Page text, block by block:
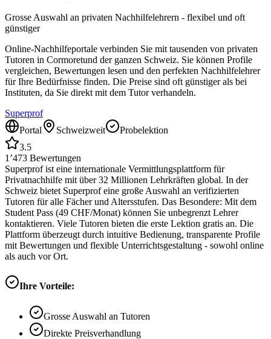
Grosse Auswahl an privaten Nachhilfelehrern - flexibel und oft
günstiger
Online-Nachhilfeportale verbinden Sie mit tausenden von privaten
Tutoren in Cormoretund der ganzen Schweiz. Sie können Profile
vergleichen, Bewertungen lesen und den perfekten Nachhilfelehrer
für Ihre Bedürfnisse finden. Die Preise sind oft günstiger als bei
Instituten, da Sie direkt mit dem Tutor verhandeln.
Superprof
Portal
Schweizweit
Probelektion
3.5
1’473 Bewertungen
Superprof ist eine internationale Vermittlungsplattform für
Privatnachhilfe mit über 32 Millionen Lehrkräften global. In der
Schweiz bietet Superprof eine große Auswahl an verifizierten
Tutoren für alle Fächer und Altersstufen. Das Besondere: Mit dem
Student Pass (49 CHF/Monat) können Sie unbegrenzt Lehrer
kontaktieren. Viele Tutoren bieten die erste Lektion gratis an. Die
Plattform überzeugt durch intuitive Bedienung, transparente Profile
mit Bewertungen und flexible Unterrichtsgestaltung - sowohl online
als auch vor Ort.
Ihre Vorteile:
Grosse Auswahl an Tutoren
Direkte Preisverhandlung